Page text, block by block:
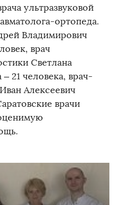
ультразвуковой
ортопеда.
Владимирович
врач
Светлана
21 человека, врач-
Алексеевич
врачи